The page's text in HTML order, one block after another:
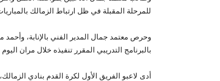
للمرحلة المقبلة في ظل ارتباط الزمالك
وحرص معتمد جمال المدير الفني بالإنابة،
بالبرنامج التدريبي المقرر تنفيذه خلال مران
أدى لاعبو الفريق الأول لكرة القدم بنادي